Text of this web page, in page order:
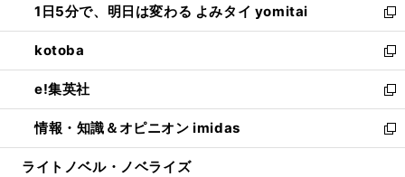
で
開
く
ド
ウ
で
開
く
ィ
ン
ド
ウ
で
開
く
い
ウ
ィ
ン
ド
ウ
で
開
1日5分で、明日は変わる よみタイ yomitai
新
し
い
ウ
ィ
ン
ド
ウ
kotoba
新
し
い
ウ
ィ
ン
e!集英社
新
し
い
ウ
情報・知識＆オピニオン imidas
新
し
ライトノベル・ノベライズ